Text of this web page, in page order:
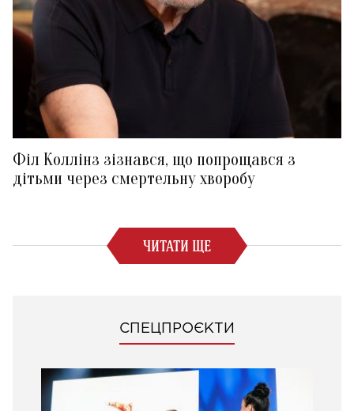
Філ Коллінз зізнався, що попрощався з
дітьми через смертельну хворобу
ЧИТАТИ ЩЕ
СПЕЦПРОЄКТИ